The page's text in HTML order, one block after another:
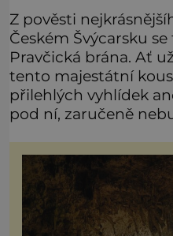
Z pověsti
Českém Švýcarsku
Pravčická brána. Ať
tento majestátní
přilehlých vyhlídek
pod ní, zaručeně